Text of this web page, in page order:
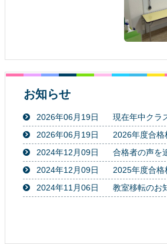
お知らせ
2026年06月19日
現在年中クラ
2026年06月19日
2026年度合
2024年12月09日
合格者の声を
2024年12月09日
2025年度合
2024年11月06日
教室移転のお